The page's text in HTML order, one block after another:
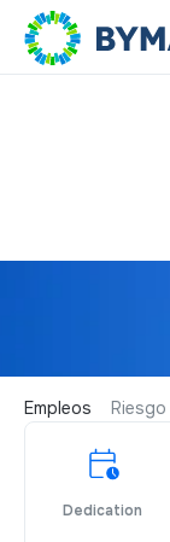
Empleos Riesgo
Dedication